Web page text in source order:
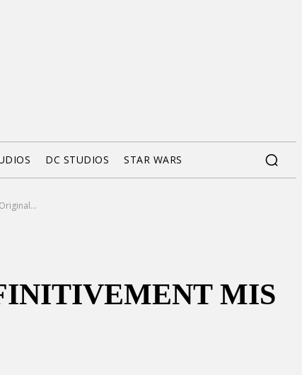
DC STUDIOS STAR WARS
MIS